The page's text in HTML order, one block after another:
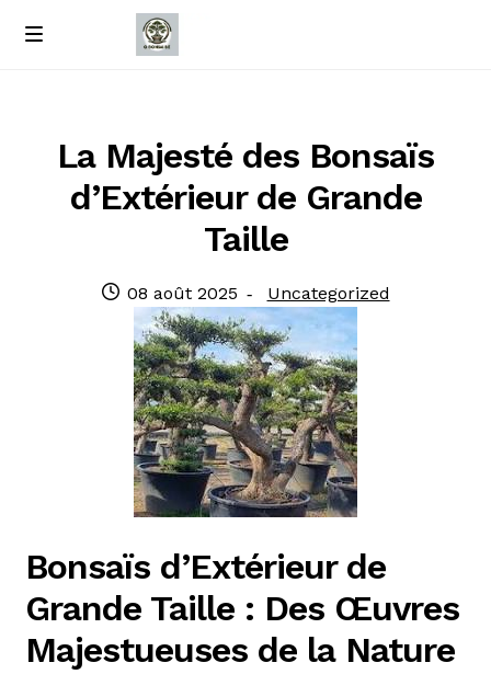
Passer
Passer
M
À propos de nous
Contact
La Majesté des Bonsaïs
d’Extérieur de Grande
Taille
Publié
08 août 2025
Catégorie
Uncategorized
Bonsaïs d’Extérieur de
Grande Taille : Des Œuvres
Majestueuses de la Nature